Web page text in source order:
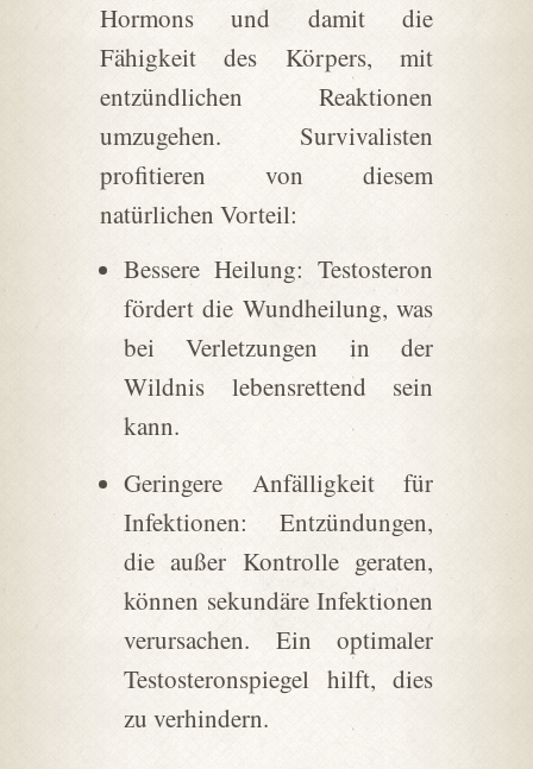
Hormons und damit die
Fähigkeit des Körpers, mit
entzündlichen Reaktionen
umzugehen. Survivalisten
profitieren von diesem
natürlichen Vorteil:
Bessere Heilung: Testosteron
fördert die Wundheilung, was
bei Verletzungen in der
Wildnis lebensrettend sein
kann.
Geringere Anfälligkeit für
Infektionen: Entzündungen,
die außer Kontrolle geraten,
können sekundäre Infektionen
verursachen. Ein optimaler
Testosteronspiegel hilft, dies
zu verhindern.